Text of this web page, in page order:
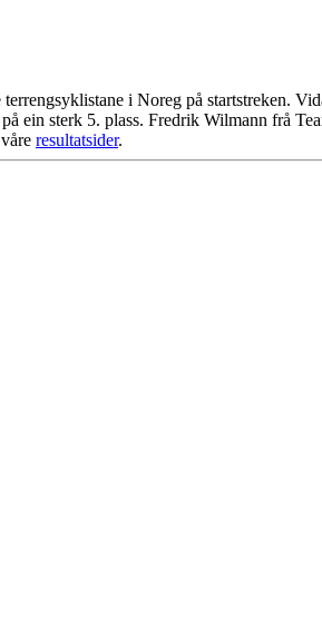
i Noreg på startstreken.
ein sterk 5. plass. Fredrik Wilmann frå
resultatsider.